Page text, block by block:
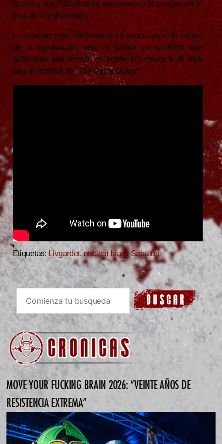
Sueca y sus 500 años de aniversario y lo puedes ver al
final de la publicación.
La cancion está interpretada en sueco, país de origen
de la agrupación, pero la banda ya confirmó que
publicarán una versión en inglés el próximo 9 de abril
bajo el nombre de “The Royal Guard”.
Etiquetas:Livgardet,nuclear blast,Sabaton
MOVE YOUR FUCKING BRAIN 2026: “VEINTE AÑOS DE
RESISTENCIA EXTREMA”